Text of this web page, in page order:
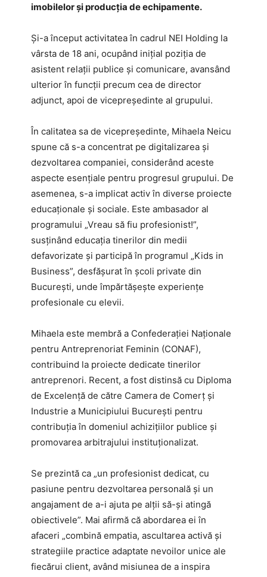
imobilelor și producția de echipamente.
Și-a început activitatea în cadrul NEI Holding la
vârsta de 18 ani, ocupând inițial poziția de
asistent relații publice și comunicare, avansând
ulterior în funcții precum cea de director
adjunct, apoi de vicepreședinte al grupului.
În calitatea sa de vicepreședinte, Mihaela Neicu
spune că s-a concentrat pe digitalizarea și
dezvoltarea companiei, considerând aceste
aspecte esențiale pentru progresul grupului. De
asemenea, s-a implicat activ în diverse proiecte
educaționale și sociale. Este ambasador al
programului „Vreau să fiu profesionist!”,
susținând educația tinerilor din medii
defavorizate și participă în programul „Kids in
Business”, desfășurat în școli private din
București, unde împărtășește experiențe
profesionale cu elevii. ​
Mihaela este membră a Confederației Naționale
pentru Antreprenoriat Feminin (CONAF),
contribuind la proiecte dedicate tinerilor
antreprenori. Recent, a fost distinsă cu Diploma
de Excelență de către Camera de Comerț și
Industrie a Municipiului București pentru
contribuția în domeniul achizițiilor publice și
promovarea arbitrajului instituționalizat.
Se prezintă ca „un profesionist dedicat, cu
pasiune pentru dezvoltarea personală și un
angajament de a-i ajuta pe alții să-și atingă
obiectivele”. Mai afirmă că abordarea ei în
afaceri „combină empatia, ascultarea activă și
strategiile practice adaptate nevoilor unice ale
fiecărui client, având misiunea de a inspira